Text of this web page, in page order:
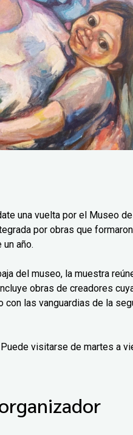
una vuelta por el Museo
por obras que
año.
del museo, la muestra
obras de creadores
con las vanguardias de la
visitarse de martes a